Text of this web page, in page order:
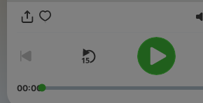
00:00